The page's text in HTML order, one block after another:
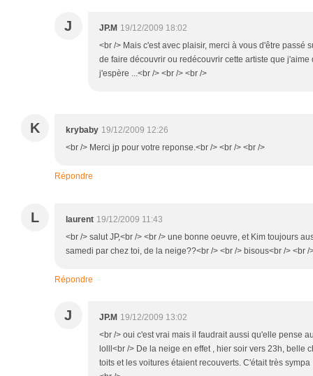
J JP.M 19/12/2009 18:02
<br /> Mais c'est avec plaisir, merci à vous d'être passé
de faire découvrir ou redécouvrir cette artiste que j'aime
j'espère ...<br /> <br /> <br />
K krybaby 19/12/2009 12:26
<br /> Merci jp pour votre reponse.<br /> <br /> <br />
Répondre
L laurent 19/12/2009 11:43
<br /> salut JP,<br /> <br /> une bonne oeuvre, et Kim toujours
samedi par chez toi, de la neige??<br /> <br /> bisous<br /> <br /
Répondre
J JP.M 19/12/2009 13:02
<br /> oui c'est vrai mais il faudrait aussi qu'elle pense
lolll<br /> De la neige en effet , hier soir vers 23h, belle
toits et les voitures étaient recouverts. C'était très